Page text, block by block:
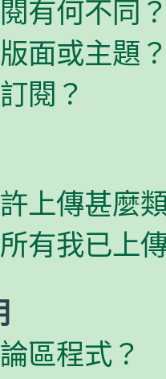
有何不同
面或主題
閱？
上傳甚麼
有我已上
區程式？